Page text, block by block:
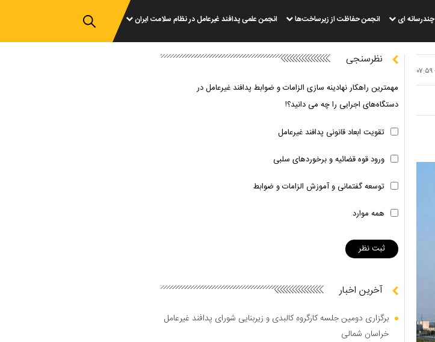
چندرسانه ای انجمن حفاظت از زیرساخت‌ها انجمن علمی پدافند غیرعامل در نظام سلامت ایران
نظرسنجی
مهمترین راهکار نهادینه سازی الزامات و ضوابط پدافند غیرعامل در
دستگاه‌های اجرایی را چه می دانید؟!
تقویت ابعاد قانونی پدافند غیرعامل
ورود قوه قضائیه و برخوردهای سلبی
توسعه گفتمانی و آموزش الزامات و ضوابط
همه موارد
آخرین اخبار
برگزاری دومین جلسه کارگروه کالبدی و زیربنایی شورای پدافند غیرعامل
خراسان شمالی